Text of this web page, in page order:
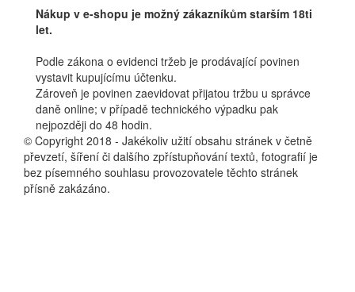
Nákup v e-shopu je možný zákazníkům starším 18ti
let.
Podle zákona o evidenci tržeb je prodávající povinen
vystavit kupujícímu účtenku.
Zároveň je povinen zaevidovat přijatou tržbu u správce
daně online; v případě technického výpadku pak
nejpozději do 48 hodin.
© Copyright 2018 - Jakékoliv užití obsahu stránek v četně
převzetí, šíření či dalšího zpřístupňování textů, fotografií je
bez písemného souhlasu provozovatele těchto stránek
přísně zakázáno.